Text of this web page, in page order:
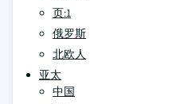
页:1
俄罗斯
北欧人
亚太
中国